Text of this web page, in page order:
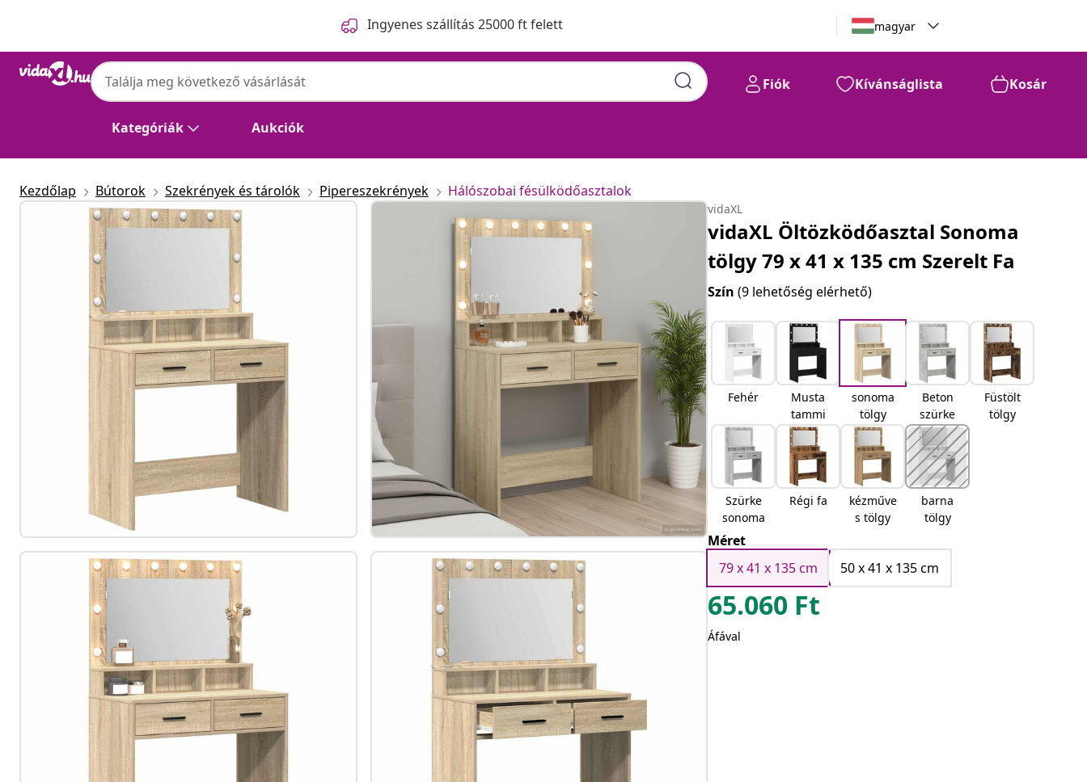
Ingyenes szállítás 25000 ft felett magyar
Kategóriák Aukciók
Fiók Kívánságlista Kosár
Kezdőlap Bútorok Szekrények és tárolók Pipereszekrények Hálószobai fésülködőasztalok
vidaXL
vidaXL Öltözködőasztal Sonoma
tölgy 79 x 41 x 135 cm Szerelt Fa
Szín(9 lehetőség elérhető)
Fehér
Musta
tammi
sonoma
tölgy
Beton
szürke
Füstölt
tölgy
Szürke
sonoma
Régi fa
kézműve
s tölgy
barna
tölgy
Méret
79 x 41 x 135 cm
50 x 41 x 135 cm
65.060 Ft
Áfával